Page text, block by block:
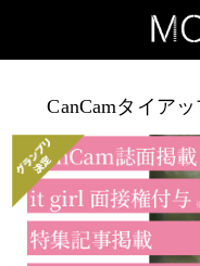
CanCamタイア